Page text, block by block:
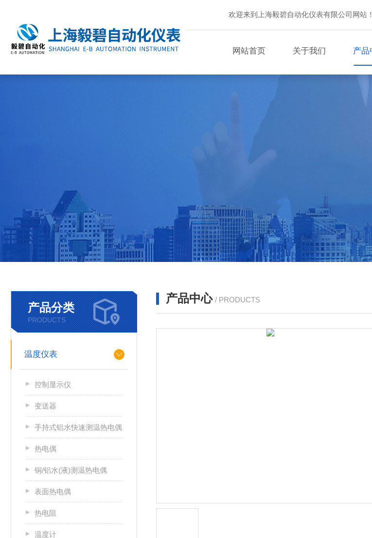
欢迎来到上海毅碧自动化仪表有限公司网站！
网站首页 关于我们 产品
产品分类
PRODUCTS
温度仪表
控制显示仪
变送器
手持式铝水快速测温热电偶
热电偶
铜/铝水(液)测温热电偶
表面热电偶
热电阻
温度计
产品中心 / PRODUCTS